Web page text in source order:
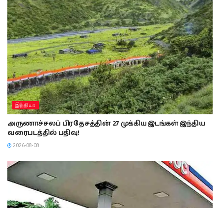
இந்தியா
அருணாச்சலப் பிரதேசத்தின் 27 முக்கிய இடங்கள் இந்திய
வரைபடத்தில் பதிவு!
2026-08-08